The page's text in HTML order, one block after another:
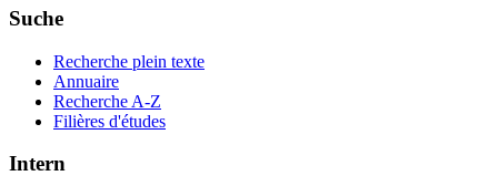
Suche
Recherche plein texte
Annuaire
Recherche A-Z
Filières d'études
Intern